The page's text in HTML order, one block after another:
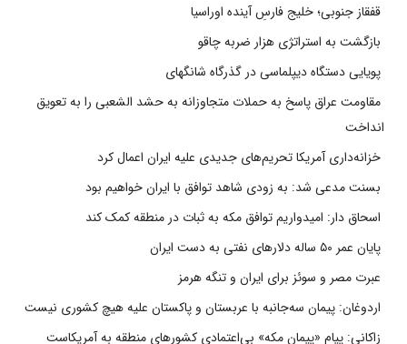
قفقاز جنوبی؛ خلیج فارسِ آینده اوراسیا
بازگشت به استراتژی هزار ضربه چاقو
پویایی دستگاه دیپلماسی در گذرگاه شانگهای
مقاومت عراق پاسخ به حملات متجاوزانه به حشد الشعبی را به تعویق
انداخت
خزانه‌داری آمریکا تحریم‌های جدیدی علیه ایران اعمال کرد
بسنت مدعی شد: به زودی شاهد توافق با ایران خواهیم بود
اسحاق دار: امیدواریم توافق مکه به ثبات در منطقه کمک کند
پایان عمر ۵۰ ساله دلارهای نفتی به دست ایران
عبرت مصر و سوئز برای ایران و تنگه هرمز
اردوغان: پیمان سه‌جانبه با عربستان و پاکستان علیه هیچ کشوری نیست
زاکانی: پیام «پیمان مکه» بی‌اعتمادی کشورهای منطقه به آمریکاست